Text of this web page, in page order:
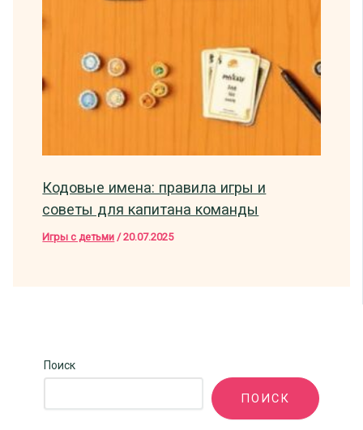
Кодовые имена: правила игры и
советы для капитана команды
Игры с детьми /20.07.2025
Поиск
ПОИСК